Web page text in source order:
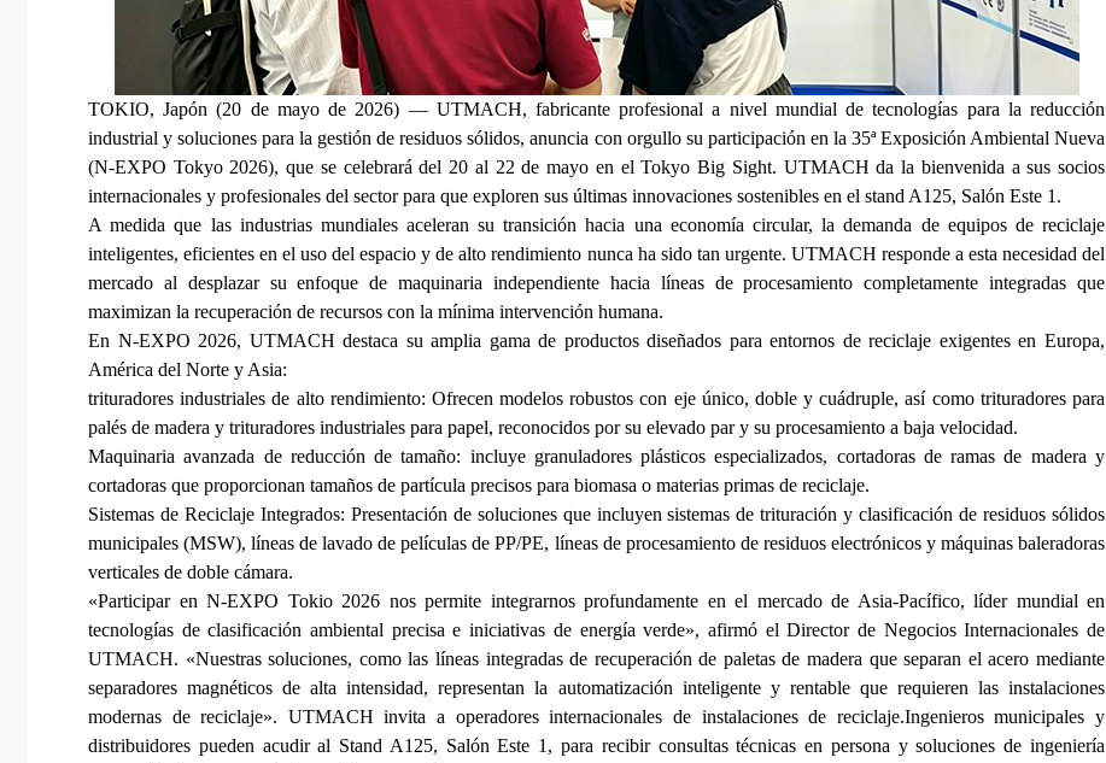
TOKIO, Japón (20 de mayo de 2026) — UTMACH, fabricante profesional a nivel mundial de tecnologías para la reducción
industrial y soluciones para la gestión de residuos sólidos, anuncia con orgullo su participación en la 35ª Exposición Ambiental Nueva
(N-EXPO Tokyo 2026), que se celebrará del 20 al 22 de mayo en el Tokyo Big Sight. UTMACH da la bienvenida a sus socios
internacionales y profesionales del sector para que exploren sus últimas innovaciones sostenibles en el stand A125, Salón Este 1.
A medida que las industrias mundiales aceleran su transición hacia una economía circular, la demanda de equipos de reciclaje
inteligentes, eficientes en el uso del espacio y de alto rendimiento nunca ha sido tan urgente. UTMACH responde a esta necesidad del
mercado al desplazar su enfoque de maquinaria independiente hacia líneas de procesamiento completamente integradas que
maximizan la recuperación de recursos con la mínima intervención humana.
En N-EXPO 2026, UTMACH destaca su amplia gama de productos diseñados para entornos de reciclaje exigentes en Europa,
América del Norte y Asia:
trituradores industriales de alto rendimiento: Ofrecen modelos robustos con eje único, doble y cuádruple, así como trituradores para
palés de madera y trituradores industriales para papel, reconocidos por su elevado par y su procesamiento a baja velocidad.
Maquinaria avanzada de reducción de tamaño: incluye granuladores plásticos especializados, cortadoras de ramas de madera y
cortadoras que proporcionan tamaños de partícula precisos para biomasa o materias primas de reciclaje.
Sistemas de Reciclaje Integrados: Presentación de soluciones que incluyen sistemas de trituración y clasificación de residuos sólidos
municipales (MSW), líneas de lavado de películas de PP/PE, líneas de procesamiento de residuos electrónicos y máquinas baleradoras
verticales de doble cámara.
«Participar en N-EXPO Tokio 2026 nos permite integrarnos profundamente en el mercado de Asia-Pacífico, líder mundial en
tecnologías de clasificación ambiental precisa e iniciativas de energía verde», afirmó el Director de Negocios Internacionales de
UTMACH. «Nuestras soluciones, como las líneas integradas de recuperación de paletas de madera que separan el acero mediante
separadores magnéticos de alta intensidad, representan la automatización inteligente y rentable que requieren las instalaciones
modernas de reciclaje». UTMACH invita a operadores internacionales de instalaciones de reciclaje.Ingenieros municipales y
distribuidores pueden acudir al Stand A125, Salón Este 1, para recibir consultas técnicas en persona y soluciones de ingeniería